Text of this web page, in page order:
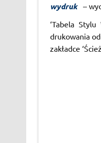
wydruk–
‘Tabela
drukowania
zakładce